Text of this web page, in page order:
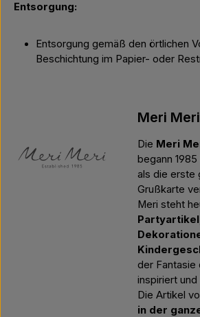
Entsorgung:
Entsorgung gemäß den örtlichen
Beschichtung im Papier- oder
Meri Meri
Die Meri
begann
als die erste
Grußkarte
Meri steht
der Fantasie
inspiriert
Die Artikel
in der